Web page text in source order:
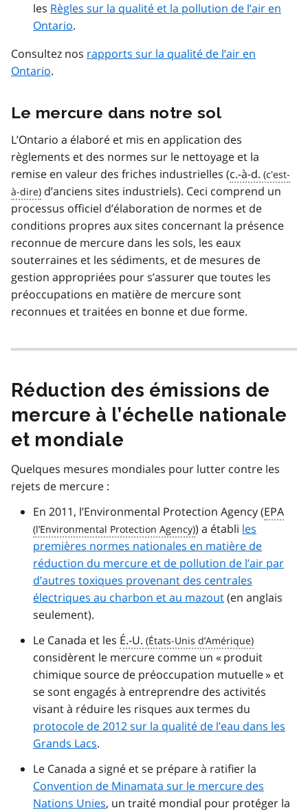
les Règles sur la qualité et la pollution de l’air en
Ontario.
Consultez nos rapports sur la qualité de l’air en
Ontario.
Le mercure dans notre sol
L’Ontario a élaboré et mis en application des
règlements et des normes sur le nettoyage et la
remise en valeur des friches industrielles (c.-à-d.
d’anciens sites industriels). Ceci comprend un
processus officiel d’élaboration de normes et de
conditions propres aux sites concernant la présence
reconnue de mercure dans les sols, les eaux
souterraines et les sédiments, et de mesures de
gestion appropriées pour s’assurer que toutes les
préoccupations en matière de mercure sont
reconnues et traitées en bonne et due forme.
Réduction des émissions de
mercure à l’échelle nationale
et mondiale
Quelques mesures mondiales pour lutter contre les
rejets de mercure :
En 2011, l’Environmental Protection Agency (EPA
) a établi les
premières normes nationales en matière de
réduction du mercure et de pollution de l’air par
d’autres toxiques provenant des centrales
électriques au charbon et au mazout(en anglais
seulement).
Le Canada et les É.-U.
considèrent le mercure comme un « produit
chimique source de préoccupation mutuelle » et
se sont engagés à entreprendre des activités
visant à réduire les risques aux termes du
protocole de 2012 sur la qualité de l’eau dans les
Grands Lacs.
Le Canada a signé et se prépare à ratifier la
Convention de Minamata sur le mercure des
Nations Unies, un traité mondial pour protéger la